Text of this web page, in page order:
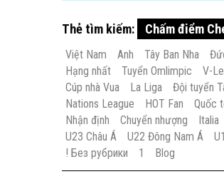
Thẻ tìm kiếm: Chấm điểm
Việt Nam Anh Tây Ban Nha
Hạng nhất
Tuyển Omlimpic V-
Cúp nhà Vua
La Liga Đội tuyển
Nations League
HOT Fan Quốc
Nhận định
Chuyển nhượng Italia
U23 Châu Á
U22 Đông Nam Á
! Без рубрики
1 Blog